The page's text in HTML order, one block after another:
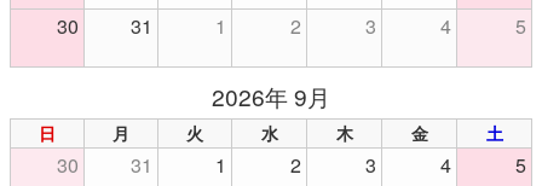
30 31 1 2 3 4 5
2026年 9月
日 月 火 水 木 金 土
30 31 1 2 3 4 5